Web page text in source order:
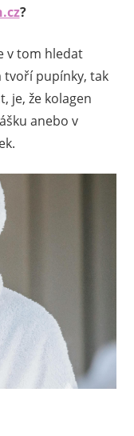
?
v tom hledat
tvoří pupínky, tak
je, že kolagen
anebo v